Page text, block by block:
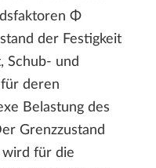
Φ
der Festigkeit
Schub- und
deren
Belastung des
Grenzzustand
wird für die